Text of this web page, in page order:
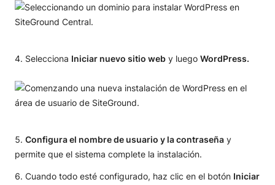
Selecciona Iniciar nuevo sitio web y luego WordPress.
Configura el nombre de usuario y la contraseña y
permite que el sistema complete la instalación.
Cuando todo esté configurado, haz clic en el botón Iniciar